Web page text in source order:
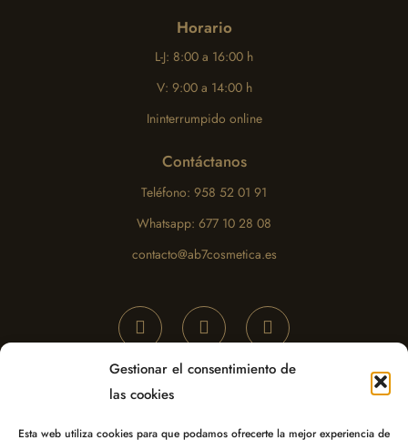
Gestionar el consentimiento de
las cookies
Esta web utiliza cookies para que podamos ofrecerte la mejor experiencia de
Horario
L-J: 8:00 a 16:00 h
V: 9:00 a 14:00 h
Ininterrumpido online
Contáctanos
Teléfono: 958 52 01 91
Whatsapp: 677 10 28 08
contacto@ab7cosmetica.es